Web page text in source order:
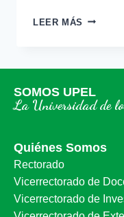
LEER MÁS
SOMOS UPEL
La Universidad de
Quiénes Somos
Rectorado
Vicerrectorado de
Vicerrectorado de